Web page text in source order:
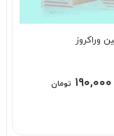
وراکروز
۱۹۰,۰۰۰ تومان